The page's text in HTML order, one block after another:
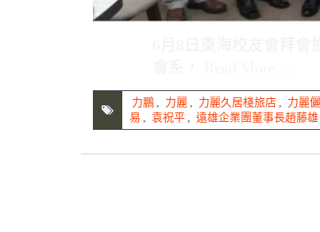
6月8日東海校友會拜
力鵬 力麗 力麗久居棧旅店 力麗
易
袁祝平 遠雄企業團董事長趙藤雄